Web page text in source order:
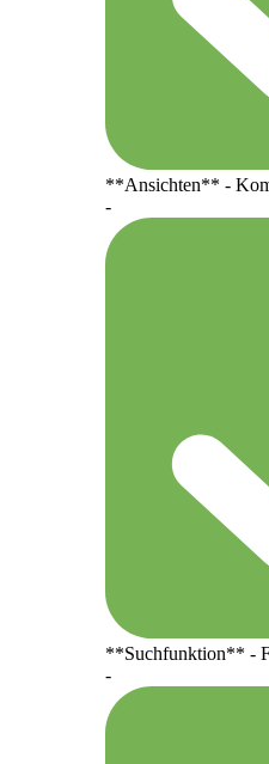
**Ansichten** -
-
**Suchfunktion** -
-